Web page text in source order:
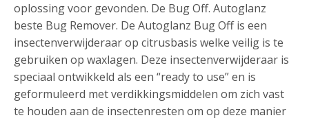
oplossing voor gevonden. De Bug Off. Autoglanz
beste Bug Remover. De Autoglanz Bug Off is een
insectenverwijderaar op citrusbasis welke veilig is te
gebruiken op waxlagen. Deze insectenverwijderaar is
speciaal ontwikkeld als een “ready to use” en is
geformuleerd met verdikkingsmiddelen om zich vast
te houden aan de insectenresten om op deze manier